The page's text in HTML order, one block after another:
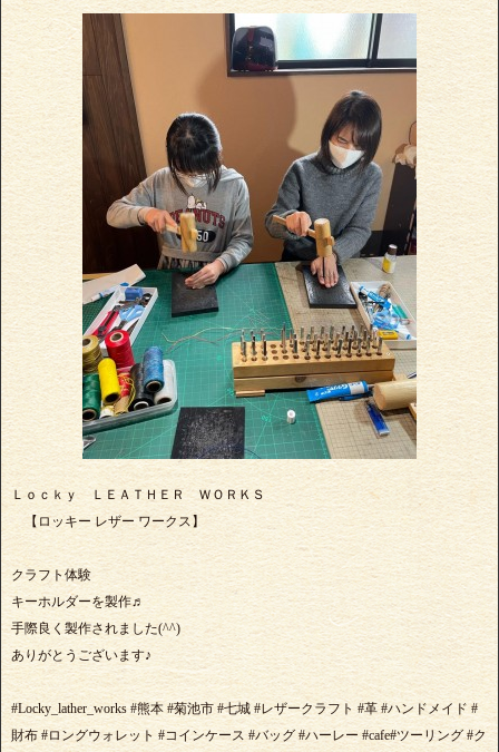
Ｌｏｃｋｙ ＬＥＡＴＨＥＲ ＷＯＲＫＳ
【ロッキー レザー ワークス】
クラフト体験
キーホルダーを製作♬
手際良く製作されました(^^)
ありがとうございます♪
#Locky_lather_works #熊本 #菊池市 #七城 #レザークラフト #革 #ハンドメイド #
財布 #ロングウォレット #コインケース #バッグ #ハーレー #cafe#ツーリング #ク